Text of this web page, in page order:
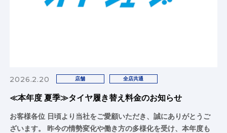
2026.2.20 店舗 全店共通
≪本年度 夏季≫タイヤ履き替え料金のお知らせ
お客様各位 日頃より当社をご愛顧いただき、誠にありがとうご
ざいます。 昨今の情勢変化や働き方の多様化を受け、本年度も